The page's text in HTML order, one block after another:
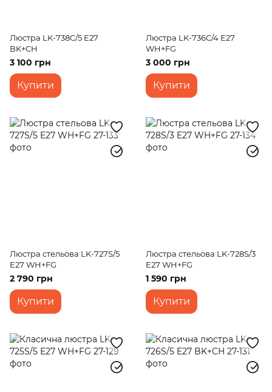
Люстра LK-738C/5 E27
BK+CH
3 100 грн
Купити
Люстра LK-736C/4 E27
WH+FG
3 000 грн
Купити
Люстра стельова LK-727S/5
E27 WH+FG
2 790 грн
Купити
Люстра стельова LK-728S/3
E27 WH+FG
1 590 грн
Купити